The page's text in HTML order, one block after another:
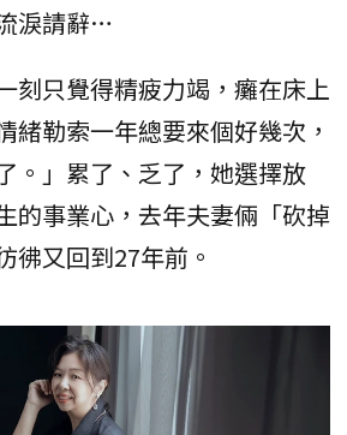
淚請辭…
刻只覺得精疲力竭，癱在床上
緒勒索一年總要來個好幾次，
。」累了、乏了，她選擇放
的事業心，去年夫妻倆「砍掉
彿又回到27年前。